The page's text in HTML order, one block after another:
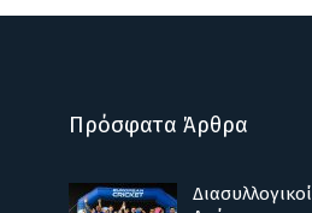
Πρόσφατα Άρθρα
Διασυλλογικοί